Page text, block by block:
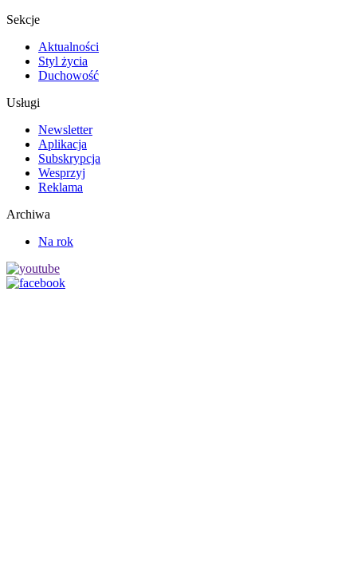
Sekcje
Aktualności
Styl życia
Duchowość
Usługi
Newsletter
Aplikacja
Subskrypcja
Wesprzyj
Reklama
Archiwa
Na rok